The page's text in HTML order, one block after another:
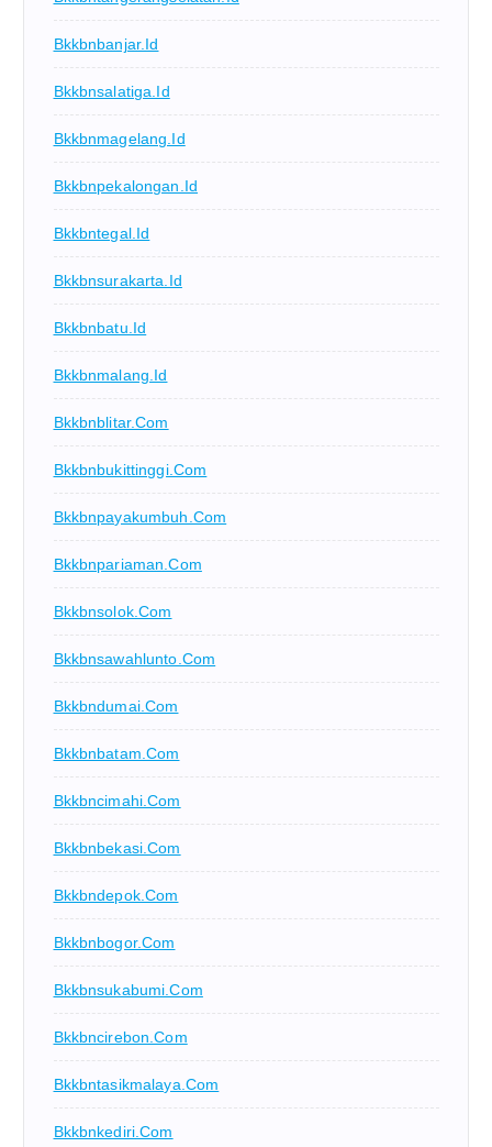
Bkkbnbanjar.id
Bkkbnsalatiga.id
Bkkbnmagelang.id
Bkkbnpekalongan.id
Bkkbntegal.id
Bkkbnsurakarta.id
Bkkbnbatu.id
Bkkbnmalang.id
Bkkbnblitar.com
Bkkbnbukittinggi.com
Bkkbnpayakumbuh.com
Bkkbnpariaman.com
Bkkbnsolok.com
Bkkbnsawahlunto.com
Bkkbndumai.com
Bkkbnbatam.com
Bkkbncimahi.com
Bkkbnbekasi.com
Bkkbndepok.com
Bkkbnbogor.com
Bkkbnsukabumi.com
Bkkbncirebon.com
Bkkbntasikmalaya.com
Bkkbnkediri.com